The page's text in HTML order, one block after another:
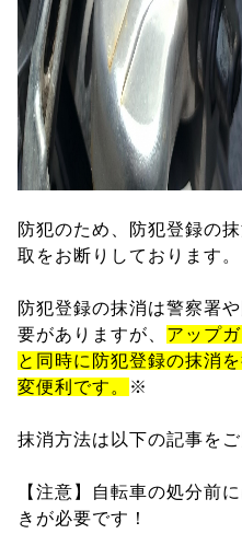
防犯のため、防犯登録の
取をお断りしております。
防犯登録の抹消は警察署
要がありますが、 アップ
と同時に防犯登録の抹消
変便利です。
※
抹消方法は以下の記事をご
【注意】自転車の処分前
きが必要です！